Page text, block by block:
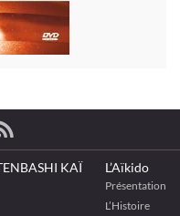
KAÏ L’Aïkido
Présentation
L’Histoire